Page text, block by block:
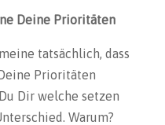
Deine Prioritäten
tatsächlich, dass
Prioritäten
Dir welche setzen
Warum?